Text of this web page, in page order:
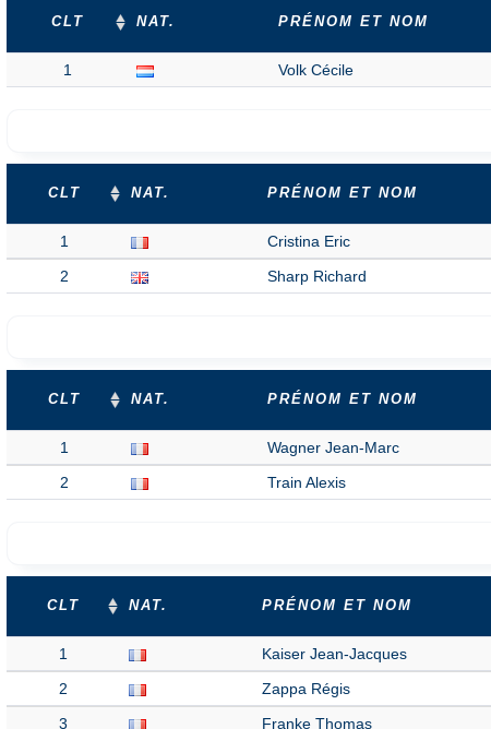
CLT NAT. PRÉNOM ET NOM
1 Volk Cécile
CLT NAT. PRÉNOM ET NOM
1 Cristina Eric
2
Sharp Richard
CLT NAT. PRÉNOM ET NOM
1 Wagner Jean-Marc
2
Train Alexis
CLT NAT. PRÉNOM ET NOM
1 Kaiser Jean-Jacques
2
Zappa Régis
3
Franke Thomas